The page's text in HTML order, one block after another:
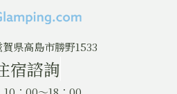
県高島市勝野1533
宿諮詢